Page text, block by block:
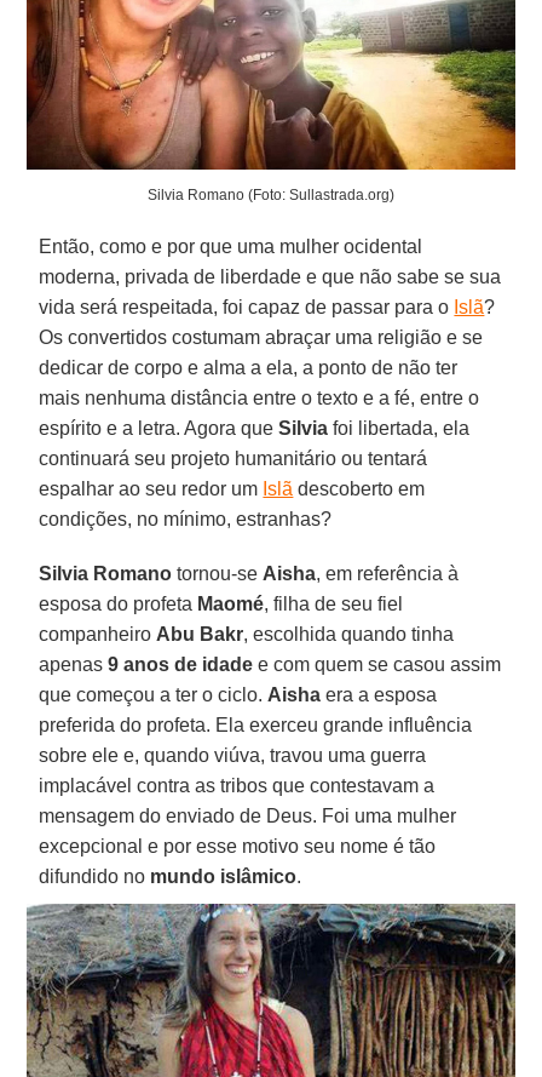
Silvia Romano (Foto: Sullastrada.org)
Então, como e por que uma mulher ocidental
moderna, privada de liberdade e que não sabe se sua
vida será respeitada, foi capaz de passar para o Islã?
Os convertidos costumam abraçar uma religião e se
dedicar de corpo e alma a ela, a ponto de não ter
mais nenhuma distância entre o texto e a fé, entre o
espírito e a letra. Agora queSilvia foi libertada, ela
continuará seu projeto humanitário ou tentará
espalhar ao seu redor um Islã descoberto em
condições, no mínimo, estranhas?
Silvia Romano tornou-se Aisha, em referência à
esposa do profeta Maomé, filha de seu fiel
companheiro Abu Bakr, escolhida quando tinha
apenas9 anos de idade e com quem se casou assim
que começou a ter o ciclo. Aisha era a esposa
preferida do profeta. Ela exerceu grande influência
sobre ele e, quando viúva, travou uma guerra
implacável contra as tribos que contestavam a
mensagem do enviado de Deus. Foi uma mulher
excepcional e por esse motivo seu nome é tão
difundido no mundo islâmico.